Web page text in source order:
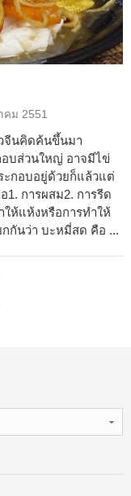
คม 2551
จีนคิดค้นขึ้นมา
บส่วนใหญ่ อาจมีไข่
ะกอบอยู่ด้วยก็แล้วแต่
การผสม2. การรีด
ให้แห้งหรือการทำให้
กกันว่า บะหมี่สด คือ ...